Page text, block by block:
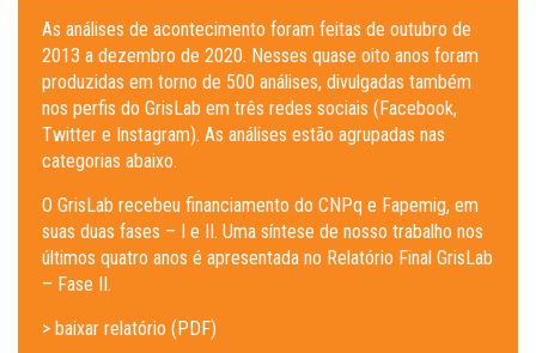
As análises de acontecimento foram feitas de outubro de
2013 a dezembro de 2020. Nesses quase oito anos foram
produzidas em torno de 500 análises, divulgadas também
nos perfis do GrisLab em três redes sociais (Facebook,
Twitter e Instagram). As análises estão agrupadas nas
categorias abaixo.
O GrisLab recebeu financiamento do CNPq e Fapemig, em
suas duas fases – I e II. Uma síntese de nosso trabalho nos
últimos quatro anos é apresentada no Relatório Final GrisLab
– Fase II.
> baixar relatório (PDF)